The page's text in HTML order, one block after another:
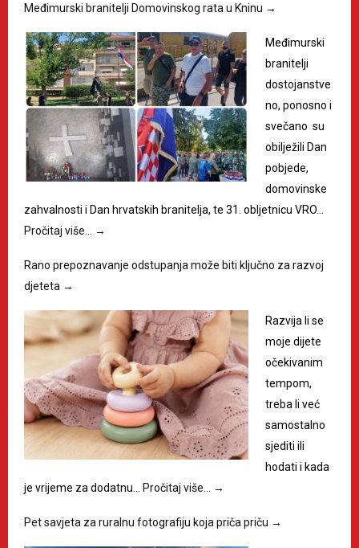
Međimurski branitelji Domovinskog rata u Kninu →
Međimurski
branitelji
dostojanstve
no, ponosno i
svečano su
obilježili Dan
pobjede,
domovinske
zahvalnosti i Dan hrvatskih branitelja, te 31. obljetnicu VRO…
Pročitaj više… →
Rano prepoznavanje odstupanja može biti ključno za razvoj
djeteta →
Razvija li se
moje dijete
očekivanim
tempom,
treba li već
samostalno
sjediti ili
hodati i kada
je vrijeme za dodatnu… Pročitaj više… →
Pet savjeta za ruralnu fotografiju koja priča priču →